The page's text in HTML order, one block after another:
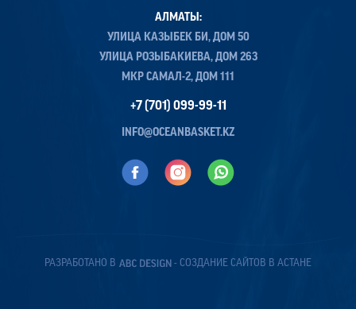
АЛМАТЫ:
УЛИЦА КАЗЫБЕК БИ, ДОМ 50
УЛИЦА РОЗЫБАКИЕВА, ДОМ 263
МКР САМАЛ-2, ДОМ 111
+7 (701) 099-99-11
INFO@OCEANBASKET.KZ
РАЗРАБОТАНО В - СОЗДАНИЕ САЙТОВ В АСТАНЕ